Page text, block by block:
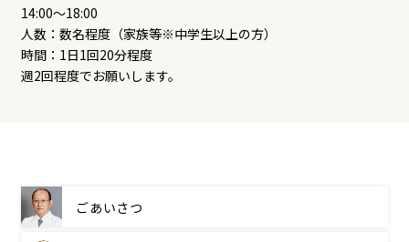
14:00～18:00
人数：数名程度（家族等※中学生以上の方）
時間：1日1回20分程度
週2回程度でお願いします。
ごあいさつ